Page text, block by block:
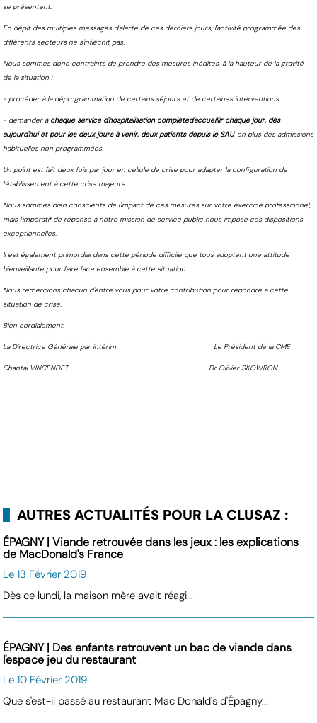
se présentent.
En dépit des multiples messages d'alerte de ces derniers jours, l'activité programmée des
différents secteurs ne s'infléchit pas.
Nous sommes donc contraints de prendre des mesures inédites, à la hauteur de la gravité
de la situation :
- procéder à la déprogrammation de certains séjours et de certaines interventions
- demander à chaque service d'hospitalisation complèted'accueillir chaque jour, dès
aujourd'hui et pour les deux jours à venir, deux patients depuis le SAU, en plus des admissions
habituelles non programmées.
Un point est fait deux fois par jour en cellule de crise pour adapter la configuration de
l'établissement à cette crise majeure.
Nous sommes bien conscients de l'impact de ces mesures sur votre exercice professionnel,
mais l'impératif de réponse à notre mission de service public nous impose ces dispositions
exceptionnelles.
Il est également primordial dans cette période difficile que tous adoptent une attitude
bienveillante pour faire face ensemble à cette situation.
Nous remercions chacun d'entre vous pour votre contribution pour répondre à cette
situation de crise.
Bien cordialement.
La Directrice Générale par intérim Le Président de la CME
Chantal VINCENDET Dr Olivier SKOWRON
AUTRES ACTUALITÉS POUR LA CLUSAZ :
ÉPAGNY | Viande retrouvée dans les jeux : les explications
de MacDonald's France
Le 13 Février 2019
Dès ce lundi, la maison mère avait réagi...
ÉPAGNY | Des enfants retrouvent un bac de viande dans
l'espace jeu du restaurant
Le 10 Février 2019
Que s'est-il passé au restaurant Mac Donald's d'Épagny...